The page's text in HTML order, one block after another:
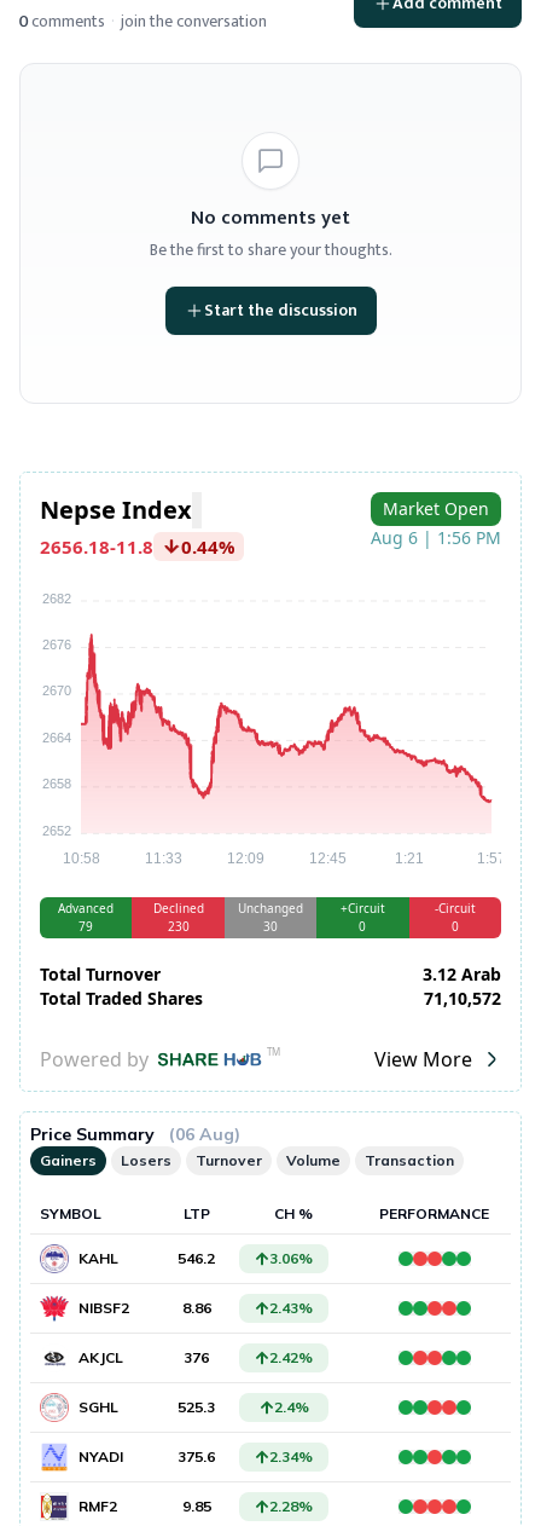
0comments · join the conversation
No comments yet
Be the first to share your thoughts.
Start the discussion